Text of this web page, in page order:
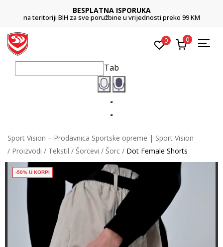
BESPLATNA ISPORUKA
na teritoriji BIH za sve poružbine u vrijednosti preko 99 KM
0 0
Tab
Sport Vision – Prodavnica Sportske opreme | Sport Vision
Proizvodi
Tekstil Šorcevi Šorc Dot Female Shorts
-50% U KORPI